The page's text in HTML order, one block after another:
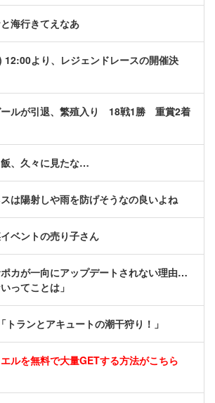
海行きてえなあ
12:00より、レジェンドレースの開催決
ールが引退、繁殖入り 18戦1勝 重賞2着
飯、久々に見たな…
スは陽射しや雨を防げそうなの良いよね
ベントの売り子さん
ポカが一向にアップデートされない理由…
ってことは」
トランとアキュートの潮干狩り！」
エルを無料で大量GETする方法がこちら